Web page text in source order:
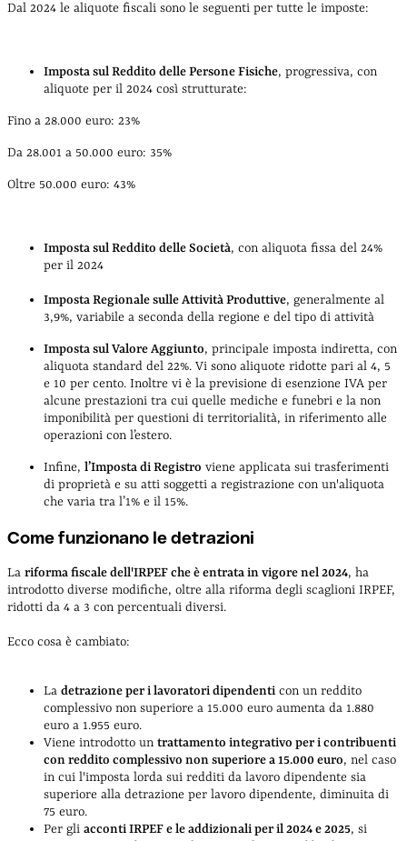
Dal 2024 le aliquote fiscali sono le seguenti per tutte le imposte:
Imposta sul Reddito delle Persone Fisiche, progressiva, con
aliquote per il 2024 così strutturate:
Fino a 28.000 euro: 23%
Da 28.001 a 50.000 euro: 35%
Oltre 50.000 euro: 43%
Imposta sul Reddito delle Società, con aliquota fissa del 24%
per il 2024
Imposta Regionale sulle Attività Produttive, generalmente al
3,9%, variabile a seconda della regione e del tipo di attività
Imposta sul Valore Aggiunto, principale imposta indiretta, con
aliquota standard del 22%. Vi sono aliquote ridotte pari al 4, 5
e 10 per cento. Inoltre vi è la previsione di esenzione IVA per
alcune prestazioni tra cui quelle mediche e funebri e la non
imponibilità per questioni di territorialità, in riferimento alle
operazioni con l’estero.
Infine, l’Imposta di Registro viene applicata sui trasferimenti
di proprietà e su atti soggetti a registrazione con un'aliquota
che varia tra l’1% e il 15%.
Come funzionano le detrazioni
La riforma fiscale dell'IRPEF che è entrata in vigore nel 2024, ha
introdotto diverse modifiche, oltre alla riforma degli scaglioni IRPEF,
ridotti da 4 a 3 con percentuali diversi.
Ecco cosa è cambiato:
La detrazione per i lavoratori dipendenti con un reddito
complessivo non superiore a 15.000 euro aumenta da 1.880
euro a 1.955 euro.
Viene introdotto un trattamento integrativo per i contribuenti
con reddito complessivo non superiore a 15.000 euro, nel caso
in cui l'imposta lorda sui redditi da lavoro dipendente sia
superiore alla detrazione per lavoro dipendente, diminuita di
75 euro.
Per gli acconti IRPEF e le addizionali per il 2024 e 2025, si